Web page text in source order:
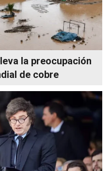
la preocupación
de cobre